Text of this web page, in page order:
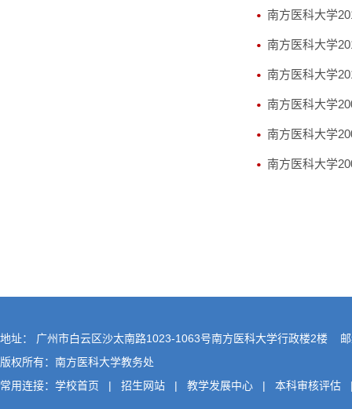
南方医科大学
南方医科大学
南方医科大学
南方医科大学
南方医科大学
南方医科大学
地址： 广州市白云区沙太南路1023-1063号南方医科大学行政楼2楼
版权所有：南方医科大学教务处
常用连接： 学校首页 | 招生网站 | 教学发展中心 | 本科审核评估